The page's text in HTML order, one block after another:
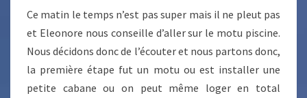
Ce matin le temps n’est pas super mais il ne pleut pas
et Eleonore nous conseille d’aller sur le motu piscine.
Nous décidons donc de l’écouter et nous partons donc,
la première étape fut un motu ou est installer une
petite cabane ou on peut même loger en total